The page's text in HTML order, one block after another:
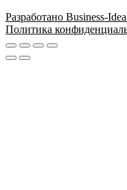
Разработано Business-
Политика